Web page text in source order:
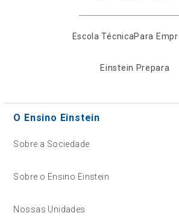
Escola TécnicaPara
Einstein Prepara
O Ensino Einstein
Sobre a Sociedade
Sobre o Ensino Einstein
Nossas Unidades